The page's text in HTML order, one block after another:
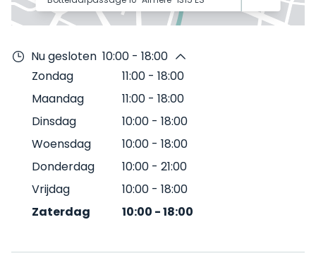
Nu gesloten 10:00 - 18:00
Zondag
11:00 - 18:00
Maandag
11:00 - 18:00
Dinsdag
10:00 - 18:00
Woensdag
10:00 - 18:00
Donderdag
10:00 - 21:00
Vrijdag
10:00 - 18:00
Zaterdag
10:00 -18:00